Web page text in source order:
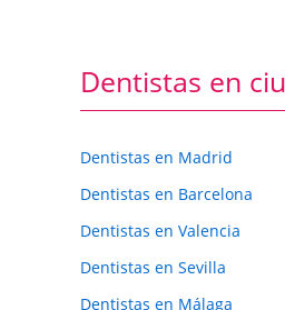
Dentistas en
Dentistas en Madrid
Dentistas en Barcelona
Dentistas en Valencia
Dentistas en Sevilla
Dentistas en Málaga